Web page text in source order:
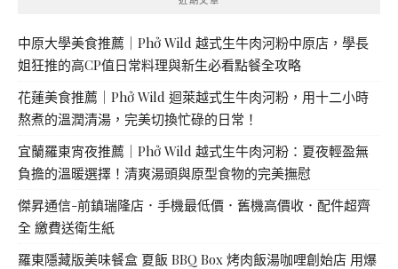
中原大學美食推薦｜Phở Wild 越式生牛肉河粉中原店，學長
姐狂推的高CP值日常料理與新生必看點餐全攻略
花蓮美食推薦｜Phở Wild 迴萊越式生牛肉河粉，用十二小時
熬煮的溫潤清湯，完美切換忙碌的日常！
宜蘭羅東宵夜推薦｜Phở Wild 越式生牛肉河粉：夏夜輕盈無
負擔的溫暖選擇！清爽湯頭與原型食物的完美撫慰
傑昇通信-前鎮瑞隆店．手機最低價．舊機高價收．配件超齊
全 繳費送衛生紙
羅東隱藏版美味餐盒 夏飯 BBQ Box 烤肉飯湯咖哩創始店 用爆